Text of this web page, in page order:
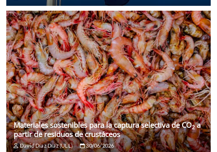
Materiales sostenibles para la captura selectiva de CO2a
partir de residuos de crustáceos
David Díaz Díaz (ULL) 30/06/2026